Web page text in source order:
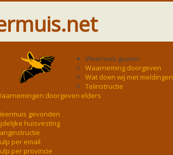
Vleermuis gezien
Waarneming doorgeven
Wat doen wij met meldingen
Telinstructie
doorgeven elders
gevonden
huisvesting
per email
per provincie